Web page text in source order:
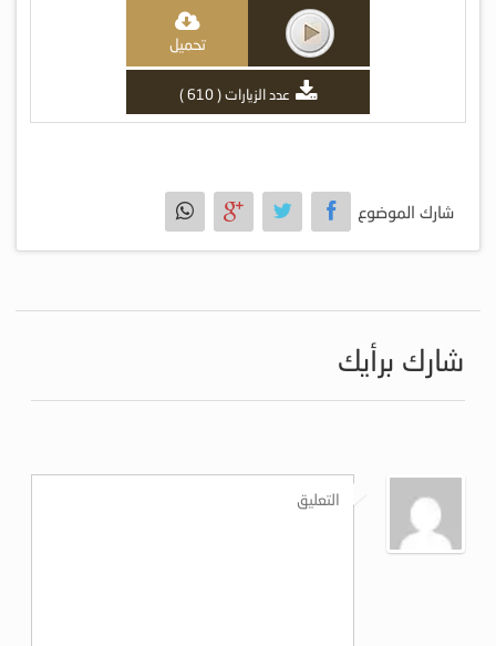
تحميل
عدد الزيارات ( 610 )
شارك الموضوع
شارك برأيك